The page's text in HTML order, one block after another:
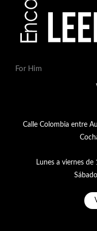
For Him
Calle Colombia entre
Lunes a viernes